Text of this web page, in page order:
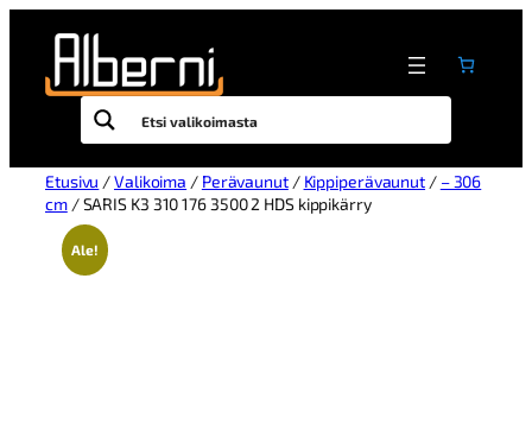
Etusivu /Valikoima / Perävaunut/ Kippiperävaunut / – 306
cm/ SARIS K3 310 176 3500 2 HDS kippikärry
Ale!